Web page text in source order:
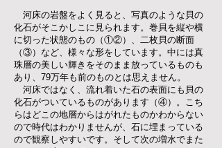
河床の岩盤をよく見ると、写真のような貝の
化石がそこかしこに見られます。巻貝を縦や横
に切った状態のもの（①②）、二枚貝の断面
（③）など、様々な形をしています。中には真
珠層の美しい輝きをそのまま放っているものも
あり、79万年も前のものとは思えません。
河床ではなく、流れ着いた石の表面にも貝の
化石がついているものがあります（④）。こち
らはどこの地層からはがれたものかわからない
ので時代はわかりませんが、 石に埋まっている
ので観察しやすいです。そして次の増水でまた